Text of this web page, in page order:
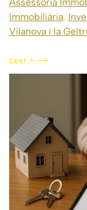
Assessoria
Immobiliària,
Vilanova i la
Leer +